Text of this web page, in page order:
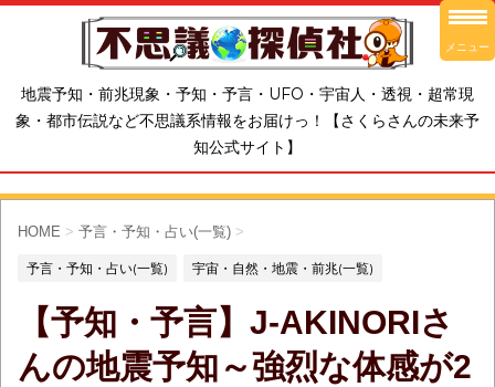
地震予知・前兆現象・予知・予言・UFO・宇宙人・透視・超常現
象・都市伝説など不思議系情報をお届けっ！【さくらさんの未来予
知公式サイト】
HOME > 予言・予知・占い(一覧) >
予言・予知・占い(一覧) 宇宙・自然・地震・前兆(一覧)
【予知・予言】J-AKINORIさ
んの地震予知～強烈な体感が2
メニュー